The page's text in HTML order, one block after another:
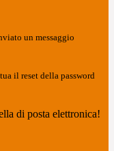
un messaggio
il reset della password
di posta elettronica!